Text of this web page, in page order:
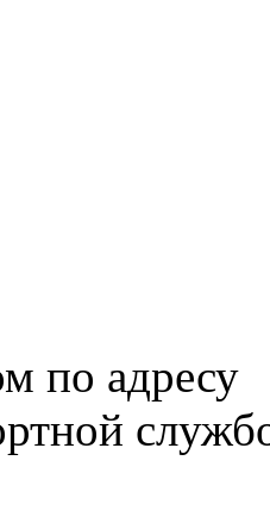
по адресу